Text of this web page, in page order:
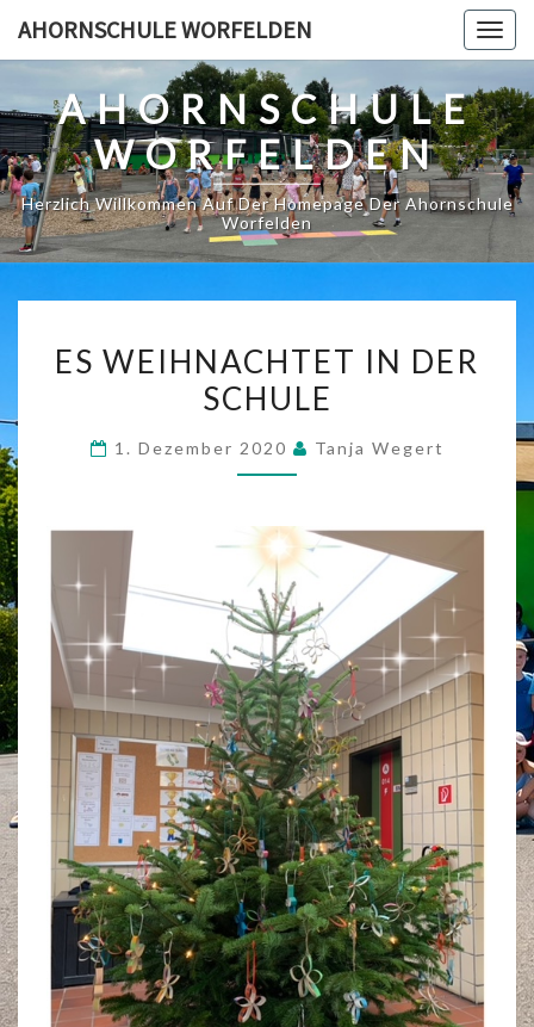
AHORNSCHULE WORFELDEN
AHORNSCHULE
WORFELDEN
Herzlich Willkommen Auf Der Homepage Der Ahornschule
Worfelden
WEIHNACHTET
IN
SCHULE
ES WEIHNACHTET IN DER
SCHULE
1. Dezember 2020 Tanja Wegert